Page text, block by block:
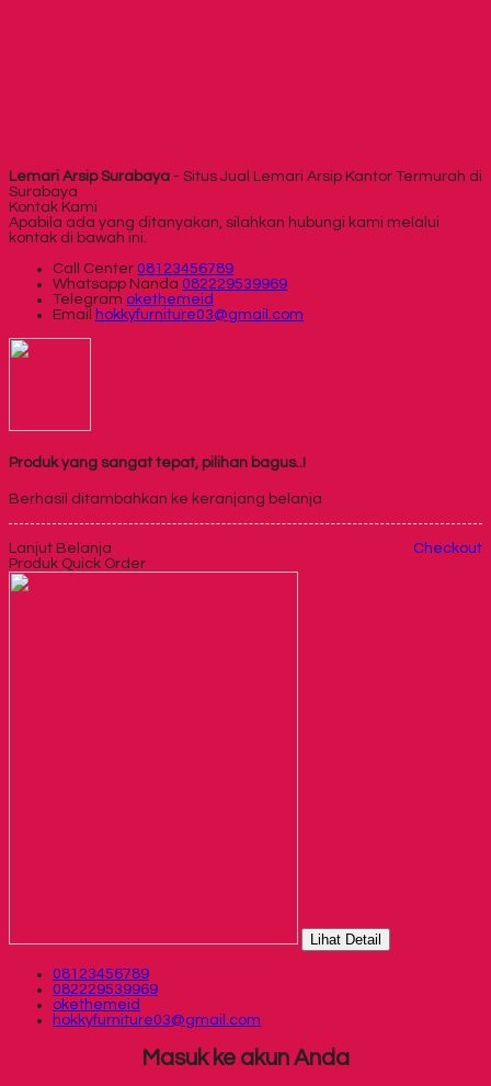
Lemari Arsip Surabaya - Situs Jual Lemari Arsip Kantor Termurah di
Surabaya
Kontak Kami
Apabila ada yang ditanyakan, silahkan hubungi kami melalui
kontak di bawah ini.
Call Center 08123456789
Whatsapp Nanda 082229539969
Telegram okethemeid
Email
hokkyfurniture03@gmail.com
Produk yang sangat tepat, pilihan bagus..!
Berhasil ditambahkan ke keranjang belanja
Lanjut Belanja
Checkout
Produk Quick Order
Lihat Detail
08123456789
082229539969
okethemeid
hokkyfurniture03@gmail.com
Masuk ke akun Anda